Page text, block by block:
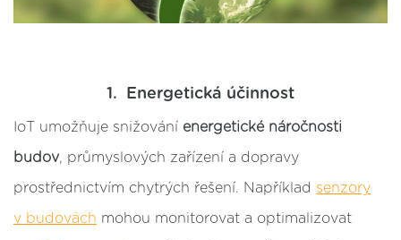
1. Energetická účinnost
IoT umožňuje snižování energetické náročnosti
budov, průmyslových zařízení a dopravy
prostřednictvím chytrých řešení. Například senzory
v budovách mohou monitorovat a optimalizovat